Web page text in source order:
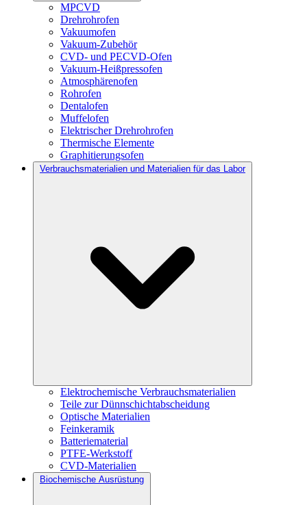
MPCVD
Drehrohrofen
Vakuumofen
Vakuum-Zubehör
CVD- und PECVD-Ofen
Vakuum-Heißpressofen
Atmosphärenofen
Rohrofen
Dentalofen
Muffelofen
Elektrischer Drehrohrofen
Thermische Elemente
Graphitierungsofen
Verbrauchsmaterialien und Materialien für das Labor
Elektrochemische Verbrauchsmaterialien
Teile zur Dünnschichtabscheidung
Optische Materialien
Feinkeramik
Batteriematerial
PTFE-Werkstoff
CVD-Materialien
Biochemische Ausrüstung